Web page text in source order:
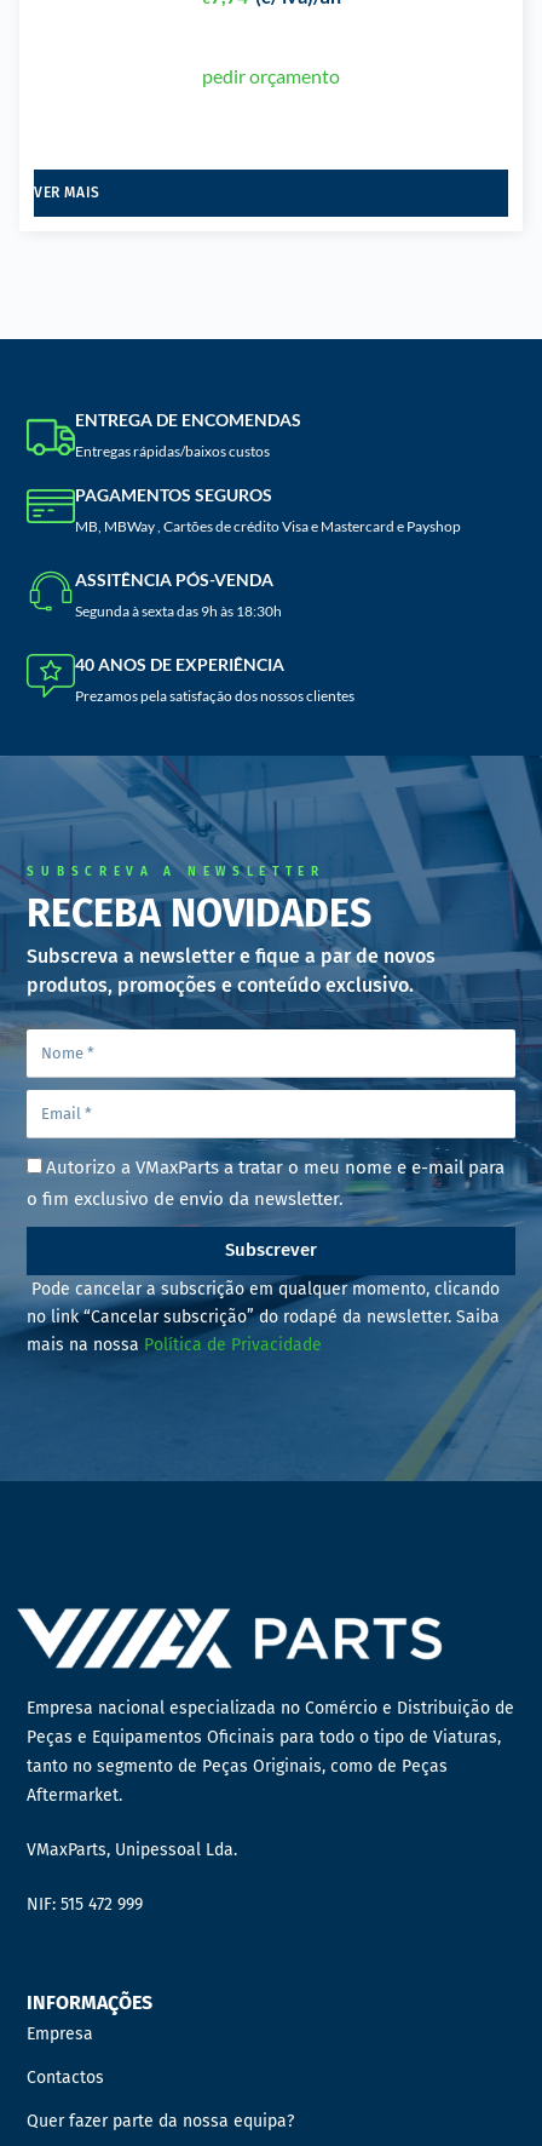
pedir orçamento
VER MAIS
ENTREGA DE ENCOMENDAS
Entregas rápidas/baixos custos
PAGAMENTOS SEGUROS
MB, MBWay , Cartões de crédito Visa e Mastercard e Payshop
ASSITÊNCIA PÓS-VENDA
Segunda à sexta das 9h às 18:30h
40 ANOS DE EXPERIÊNCIA
Prezamos pela satisfação dos nossos clientes
SUBSCREVA A NEWSLETTER
RECEBA NOVIDADES
Subscreva a newsletter e fique a par de novos
produtos, promoções e conteúdo exclusivo.
Autorizo a VMaxParts a tratar o meu nome e e-mail para
o fim exclusivo de envio da newsletter.
Subscrever
Pode cancelar a subscrição em qualquer momento, clicando
no link “Cancelar subscrição” do rodapé da newsletter. Saiba
mais na nossa Política de Privacidade
Empresa nacional especializada no Comércio e Distribuição de
Peças e Equipamentos Oficinais para todo o tipo de Viaturas,
tanto no segmento de Peças Originais, como de Peças
Aftermarket.
VMaxParts, Unipessoal Lda.
NIF: 515 472 999
INFORMAÇÕES
Empresa
Contactos
Quer fazer parte da nossa equipa?